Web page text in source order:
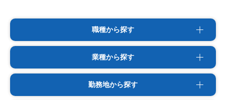
職種から探す
業種から探す
勤務地から探す